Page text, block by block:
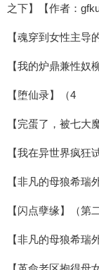
之下】【作者：
【魂穿到女性主导
【我的炉鼎兼性奴
【堕仙录】（4
【完蛋了，被七大
【我在异世界疯狂
【非凡的母狼希瑞
【闪点孽缘】（第
【非凡的母狼希瑞